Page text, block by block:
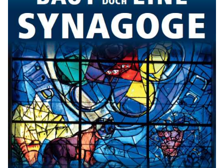
CDU Fraktion im Brandenburger Landtag
CDU Brandenburg
CDU Potsdam